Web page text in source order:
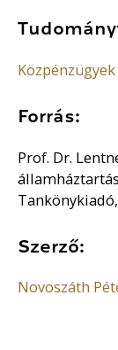
Forrás:
Prof. Dr.
Szerző:
Novoszáth